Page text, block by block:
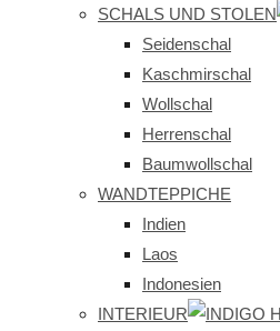
SCHALS UND STOLEN
Seidenschal
Kaschmirschal
Wollschal
Herrenschal
Baumwollschal
WANDTEPPICHE
Indien
Laos
Indonesien
INTERIEUR